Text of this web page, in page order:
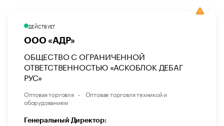
ДЕЙСТВУЕТ
ООО «АДР»
ОБЩЕСТВО С ОГРАНИЧЕННОЙ
ОТВЕТСТВЕННОСТЬЮ «АСКОБЛОК ДЕБАГ
РУС»
Оптовая торговля
Оптовая торговля техникой и
оборудованием
Генеральный Директор: